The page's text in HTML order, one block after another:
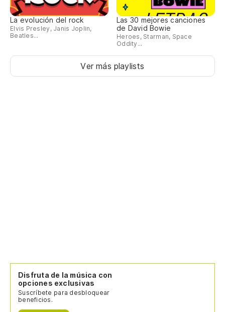
La evolución del rock
Elvis Presley, Janis Joplin,
Beatles...
Las 30 mejores canciones
de David Bowie
Heroes, Starman, Space
Oddity...
Ver más playlists
Disfruta de la música con
opciones exclusivas
Suscríbete para desbloquear
beneficios.